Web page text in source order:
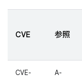
CVE 参照
CVE-
A-